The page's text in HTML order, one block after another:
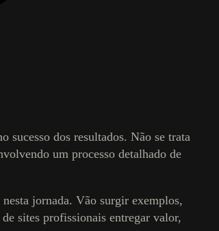
sucesso dos resultados. Não se trata
um processo detalhado de
jornada. Vão surgir exemplos,
sites profissionais entregar valor,